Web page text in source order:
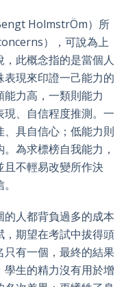
HolmstrÖm）所
），可說為上
此概念指的是當個人
現來印證一己能力的
力高，一類則能力
、自信程度推測。一
具自信心；低能力則
為求標榜自我能力，
且不輕易改變所作決
人都背負過多的成本
期望在考試中拔得頭
有一個，最終的結果
生的精力沒有用於增